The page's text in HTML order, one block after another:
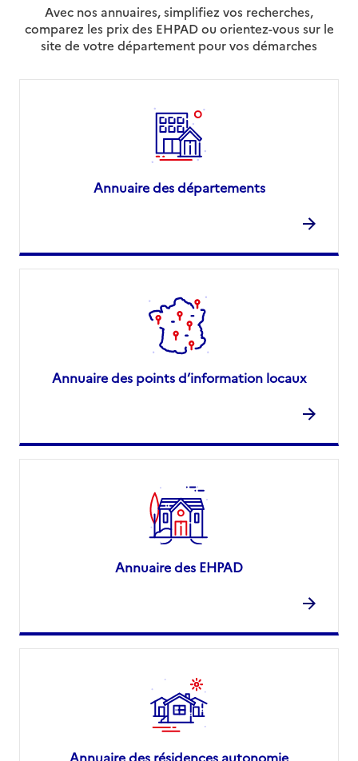
Avec nos annuaires, simplifiez vos recherches,
comparez les prix des EHPAD ou orientez-vous sur le
site de votre département pour vos démarches
Annuaire des départements
Annuaire des points d’information locaux
Annuaire des EHPAD
Annuaire des résidences autonomie